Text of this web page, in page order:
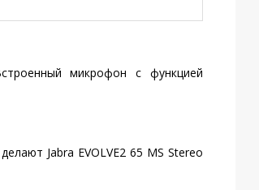
микрофон с функцией
Jabra EVOLVE2 65 MS Stereo